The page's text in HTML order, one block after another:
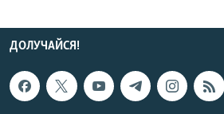
ДОЛУЧАЙСЯ!